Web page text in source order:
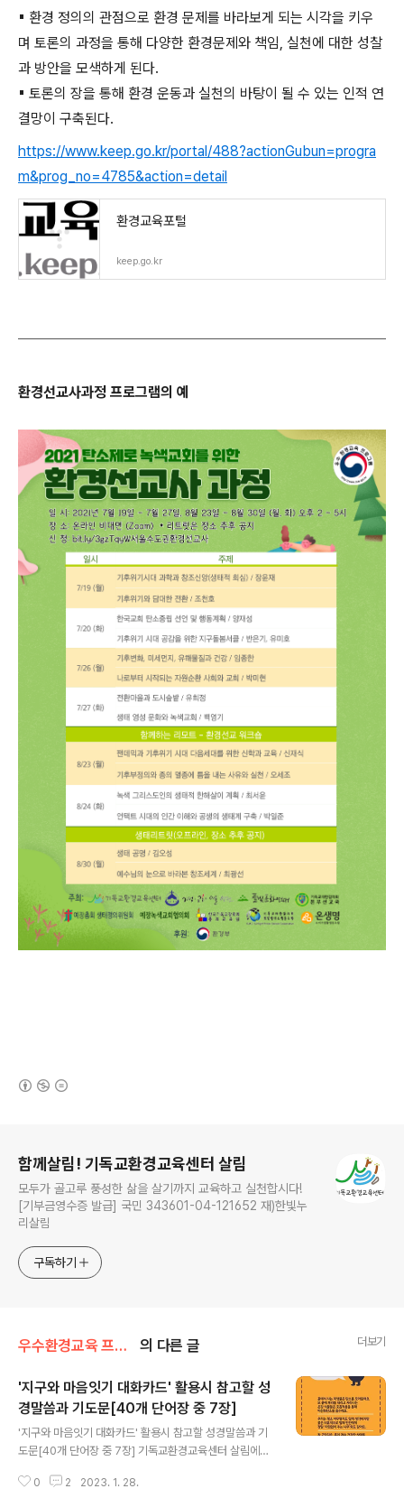
▪ 환경 정의의 관점으로 환경 문제를 바라보게 되는 시각을 키우
며 토론의 과정을 통해 다양한 환경문제와 책임, 실천에 대한 성찰
과 방안을 모색하게 된다.
▪ 토론의 장을 통해 환경 운동과 실천의 바탕이 될 수 있는 인적 연
결망이 구축된다.
https://www.keep.go.kr/portal/488?actionGubun=progra
m&prog_no=4785&action=detail
환경교육포털
keep.go.kr
환경선교사과정 프로그램의 예
함께살림! 기독교환경교육센터 살림
모두가 골고루 풍성한 삶을 살기까지 교육하고 실천합시다!
[기부금영수증 발급] 국민 343601-04-121652 재)한빛누
리살림
구독하기
우수환경교육 프로그램 의 다른 글 더보기
'지구와 마음잇기 대화카드' 활용시 참고할 성
경말씀과 기도문[40개 단어장 중 7장]
'지구와 마음잇기 대화카드' 활용시 참고할 성경말씀과 기
도문[40개 단어장 중 7장] 기독교환경교육센터 살림에서
육, 그리고 실천행동을 이어갈 수 있도록 '지구와 마음잇기
0 2 2023. 1. 28.